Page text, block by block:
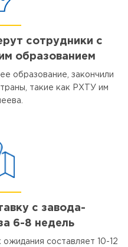
сотрудники с
образованием
образование, закончили
такие как РХТУ им
с завода-
6-8 недель
составляет 10-12